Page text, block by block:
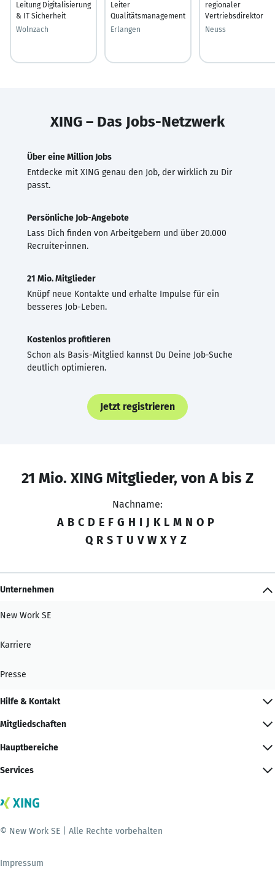
Leitung Digitalisierung
& IT Sicherheit
Wolnzach
Leiter
Qualitätsmanagement
Erlangen
regionaler
Vertriebsdirektor
Neuss
XING – Das Jobs-Netzwerk
Über eine Million Jobs
Entdecke mit XING genau den Job, der wirklich zu Dir
passt.
Persönliche Job-Angebote
Lass Dich finden von Arbeitgebern und über 20.000
Recruiter·innen.
21 Mio. Mitglieder
Knüpf neue Kontakte und erhalte Impulse für ein
besseres Job-Leben.
Kostenlos profitieren
Schon als Basis-Mitglied kannst Du Deine Job-Suche
deutlich optimieren.
Jetzt registrieren
21 Mio. XING Mitglieder, von A bis Z
Nachname:
A B C D E F G H I J K L M N O P
Q R S T U V W X Y Z
Unternehmen
New Work SE
Karriere
Presse
Hilfe & Kontakt
Mitgliedschaften
Hauptbereiche
Services
© New Work SE | Alle Rechte vorbehalten
Impressum